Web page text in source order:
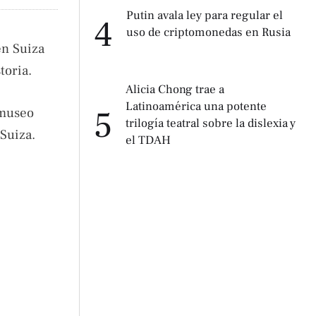
Suiza
4
Putin avala ley para regular el
uso de criptomonedas en Rusia
5
Alicia Chong trae a
Latinoamérica una potente
trilogía teatral sobre la dislexia y
el TDAH